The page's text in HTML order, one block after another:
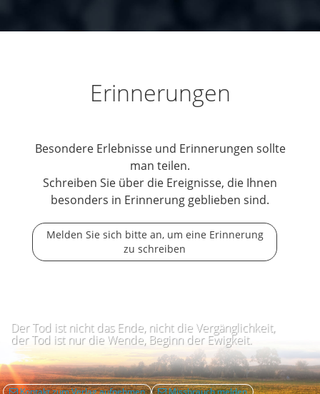
Erinnerungen
Besondere Erlebnisse und Erinnerungen sollte
man teilen.
Schreiben Sie über die Ereignisse, die Ihnen
besonders in Erinnerung geblieben sind.
Melden Sie sich bitte an, um eine Erinnerung
zu schreiben
Der Tod ist nicht das Ende, nicht die Vergänglichkeit,
der Tod ist nur die Wende, Beginn der Ewigkeit.
Kontakt zum Verlag aufnehmen Missbrauch melden